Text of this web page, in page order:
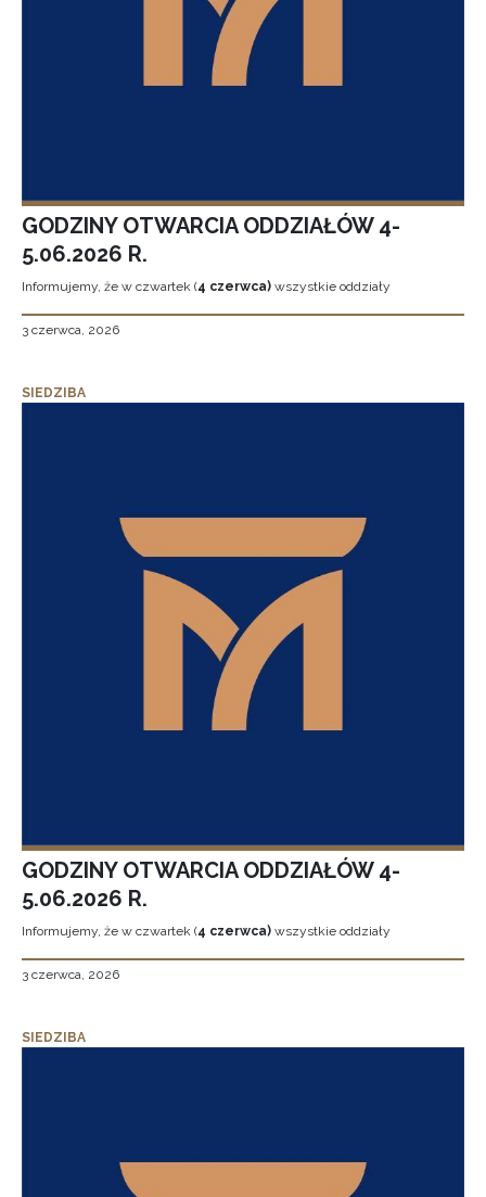
GODZINY OTWARCIA ODDZIAŁÓW 4-
5.06.2026 R.
Informujemy, że w czwartek (4 czerwca) wszystkie oddziały
3 czerwca, 2026
SIEDZIBA
GODZINY OTWARCIA ODDZIAŁÓW 4-
5.06.2026 R.
Informujemy, że w czwartek (4 czerwca) wszystkie oddziały
3 czerwca, 2026
SIEDZIBA